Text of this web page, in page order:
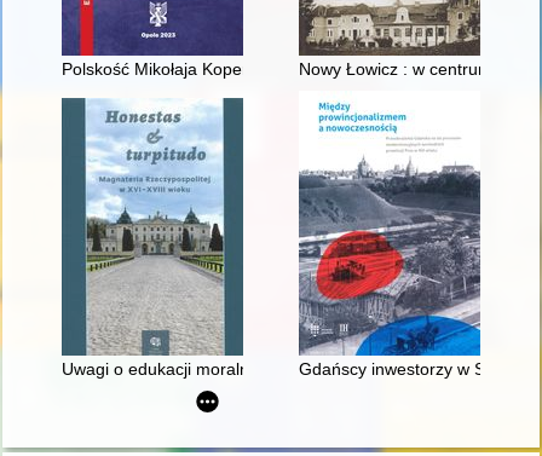
Polskość Mikołaja Kopernika z rodu ŚlązakaNowy Łowicz : w centrum
Uwagi o edukacji moralnej synów szlacheckich w XVI-
Gdańscy inwestorzy w